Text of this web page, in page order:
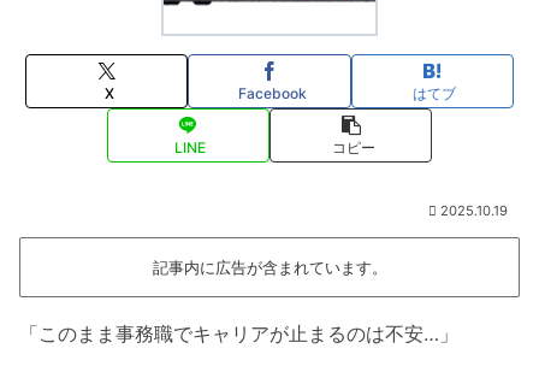
X Facebook はてブ
LINE コピー
2025.10.19
記事内に広告が含まれています。
「このまま事務職でキャリアが止まるのは不安…」